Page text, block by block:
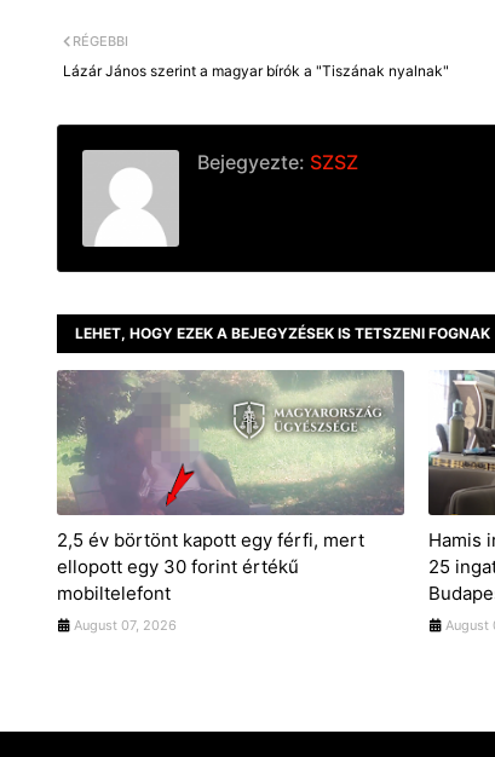
RÉGEBBI
Lázár János szerint a magyar bírók a "Tiszának nyalnak"
Bejegyezte: SZSZ
LEHET, HOGY EZEK A BEJEGYZÉSEK IS TETSZENI FOGNAK
2,5 év börtönt kapott egy férfi, mert
ellopott egy 30 forint értékű
mobiltelefont
August 07, 2026
Hamis
25
August